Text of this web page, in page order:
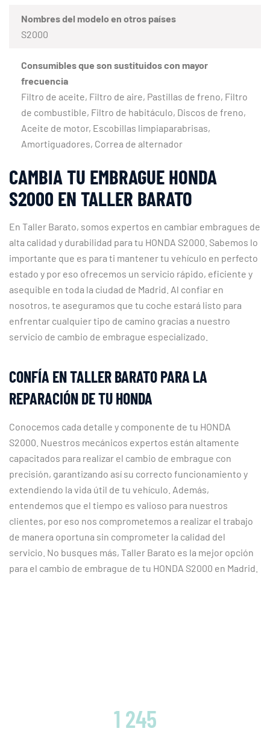
Nombres del modelo en otros países
S2000
Consumibles que son sustituidos con mayor
frecuencia
Filtro de aceite, Filtro de aire, Pastillas de freno, Filtro
de combustible, Filtro de habitáculo, Discos de freno,
Aceite de motor, Escobillas limpiaparabrisas,
Amortiguadores, Correa de alternador
CAMBIA TU EMBRAGUE HONDA
S2000 EN TALLER BARATO
En Taller Barato, somos expertos en cambiar embragues de
alta calidad y durabilidad para tu HONDA S2000. Sabemos lo
importante que es para ti mantener tu vehículo en perfecto
estado y por eso ofrecemos un servicio rápido, eficiente y
asequible en toda la ciudad de Madrid. Al confiar en
nosotros, te aseguramos que tu coche estará listo para
enfrentar cualquier tipo de camino gracias a nuestro
servicio de cambio de embrague especializado.
CONFÍA EN TALLER BARATO PARA LA
REPARACIÓN DE TU HONDA
Conocemos cada detalle y componente de tu HONDA
S2000. Nuestros mecánicos expertos están altamente
capacitados para realizar el cambio de embrague con
precisión, garantizando así su correcto funcionamiento y
extendiendo la vida útil de tu vehículo. Además,
entendemos que el tiempo es valioso para nuestros
clientes, por eso nos comprometemos a realizar el trabajo
de manera oportuna sin comprometer la calidad del
servicio. No busques más, Taller Barato es la mejor opción
para el cambio de embrague de tu HONDA S2000 en Madrid.
1 245